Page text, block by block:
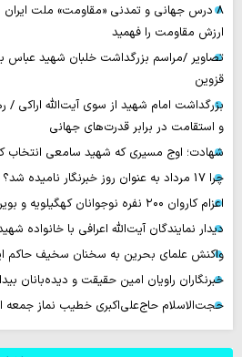
۸ درس جهانی و تمدنی «مقاومت» ملت
ارزش مقاومت را فهمید
تصاویر /مراسم بزرگداشت خلبان شهید عباس
قزوین
بزرگداشت امام شهید از سوی آیت‌الله اراکی /
و استقامت در برابر قدرت‌های جهانی
شهادت؛ اوج مسیری که شهید سامعی انتخاب
چرا 17 مرداد به عنوان روز خبرنگار نامیده شد؟
اعزام کاروان ۲۰۰ نفره نوجوانان کهگیلویه و بویراحمدی به طریق الحسین (ع)
دیدار نمایندگان آیت‌الله اعرافی با خانواده
واکنش علمای بحرین به سخنان سخیف حاکم
خبرنگاران راویان امین حقیقت و دیده‌بانان
حجت‌الاسلام حاج‌علی‌اکبری خطیب نماز جمعه